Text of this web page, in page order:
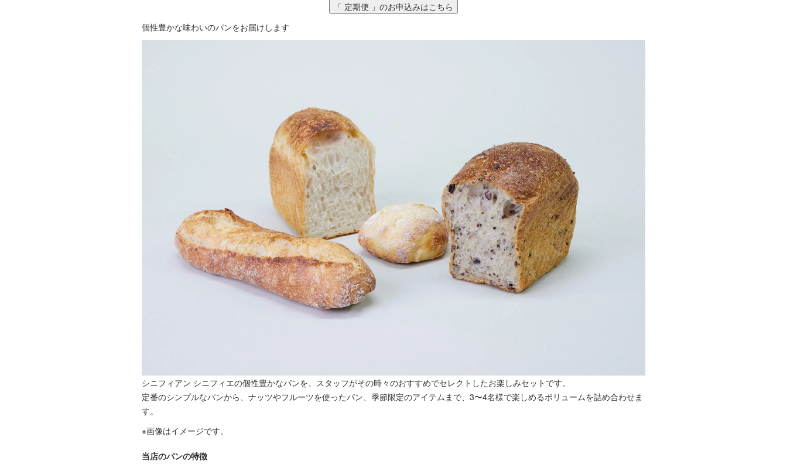
「 定期便 」のお申込みはこちら
個性豊かな味わいのパンをお届けします
シニフィアン シニフィエの個性豊かなパンを、スタッフがその時々のおすすめでセレクトしたお楽しみセットです。
定番のシンプルなパンから、ナッツやフルーツを使ったパン、季節限定のアイテムまで、3〜4名様で楽しめるボリュームを詰め合わせま
す。
※画像はイメージです。
当店のパンの特徴